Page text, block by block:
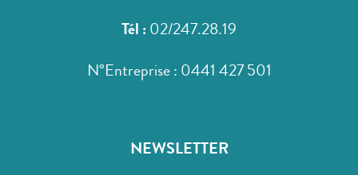
Tél : 02/247.28.19
N°Entreprise : 0441 427 501
NEWSLETTER